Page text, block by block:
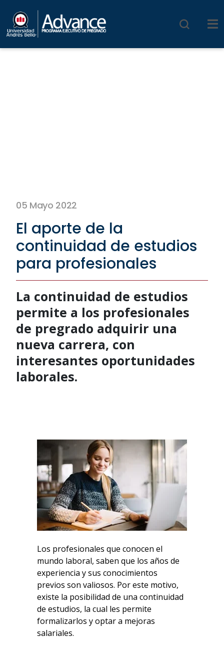
05 Mayo 2022
El aporte de la
continuidad de estudios
para profesionales
La continuidad de estudios
permite a los profesionales
de pregrado adquirir una
nueva carrera, con
interesantes oportunidades
laborales.
Los profesionales que conocen el
mundo laboral, saben que los años de
experiencia y sus conocimientos
previos son valiosos. Por este motivo,
existe la posibilidad de una continuidad
de estudios, la cual les permite
formalizarlos y optar a mejoras
salariales.